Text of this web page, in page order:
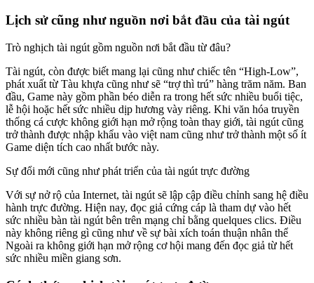
Lịch sử cũng như nguồn nơi bắt đầu của tài ngút
Trò nghịch tài ngút gồm nguồn nơi bắt đầu từ đâu?
Tài ngút, còn được biết mang lại cũng như chiếc tên “High-Low”,
phát xuất từ Tàu khựa cũng như sẽ “trợ thì trú” hàng trăm năm. Ban
đầu, Game này gồm phần béo diễn ra trong hết sức nhiều buổi tiệc,
lễ hội hoặc hết sức nhiều dịp hương vày riêng. Khi văn hóa truyền
thống cá cược không giới hạn mở rộng toàn thay giới, tài ngút cũng
trở thành được nhập khẩu vào việt nam cũng như trở thành một số ít
Game diện tích cao nhất bước này.
Sự đổi mới cũng như phát triển của tài ngút trực đường
Với sự nở rộ của Internet, tài ngút sẽ lập cập điều chỉnh sang hệ điều
hành trực đường. Hiện nay, đọc giả cứng cáp là tham dự vào hết
sức nhiều bàn tài ngút bên trên mạng chỉ bằng quelques clics. Điều
này không riêng gì cũng như về sự bài xích toán thuận nhân thể
Ngoài ra không giới hạn mở rộng cơ hội mang đến đọc giả từ hết
sức nhiều miền giang sơn.